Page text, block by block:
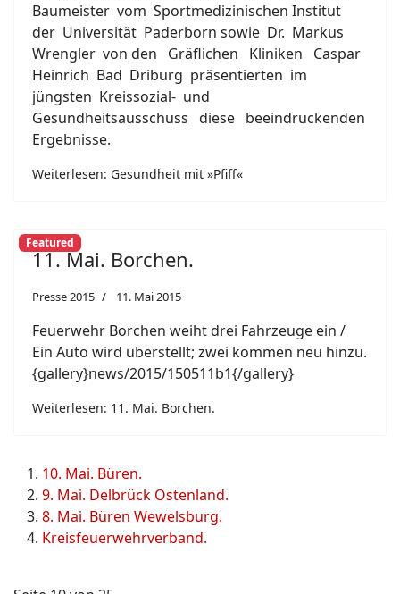
Baumeister vom Sportmedizinischen Institut
der Universität Paderborn sowie Dr. Markus
Wrengler von den Gräflichen Kliniken Caspar
Heinrich Bad Driburg präsentierten im
jüngsten Kreissozial- und
Gesundheitsausschuss diese beeindruckenden
Ergebnisse.
Weiterlesen: Gesundheit mit »Pfiff«
Featured
11. Mai. Borchen.
Presse 2015 11. Mai 2015
Feuerwehr Borchen weiht drei Fahrzeuge ein /
Ein Auto wird überstellt; zwei kommen neu hinzu.
{gallery}news/2015/150511b1{/gallery}
Weiterlesen: 11. Mai. Borchen.
10. Mai. Büren.
9. Mai. Delbrück Ostenland.
8. Mai. Büren Wewelsburg.
Kreisfeuerwehrverband.